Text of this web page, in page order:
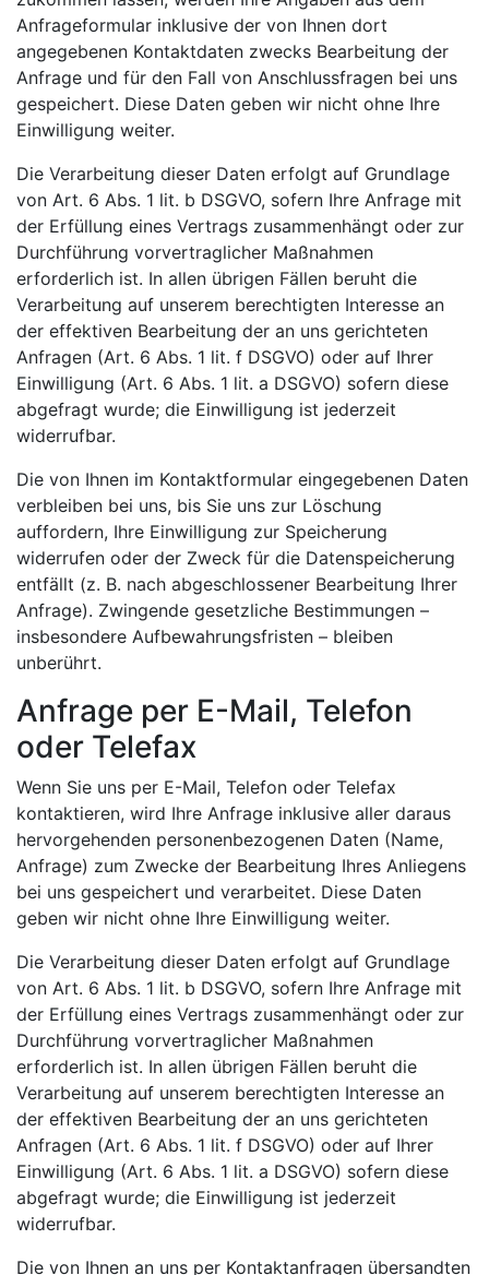
Anfrageformular inklusive der von Ihnen dort
angegebenen Kontaktdaten zwecks Bearbeitung der
Anfrage und für den Fall von Anschlussfragen bei uns
gespeichert. Diese Daten geben wir nicht ohne Ihre
Einwilligung weiter.
Die Verarbeitung dieser Daten erfolgt auf Grundlage
von Art. 6 Abs. 1 lit. b DSGVO, sofern Ihre Anfrage mit
der Erfüllung eines Vertrags zusammenhängt oder zur
Durchführung vorvertraglicher Maßnahmen
erforderlich ist. In allen übrigen Fällen beruht die
Verarbeitung auf unserem berechtigten Interesse an
der effektiven Bearbeitung der an uns gerichteten
Anfragen (Art. 6 Abs. 1 lit. f DSGVO) oder auf Ihrer
Einwilligung (Art. 6 Abs. 1 lit. a DSGVO) sofern diese
abgefragt wurde; die Einwilligung ist jederzeit
widerrufbar.
Die von Ihnen im Kontaktformular eingegebenen Daten
verbleiben bei uns, bis Sie uns zur Löschung
auffordern, Ihre Einwilligung zur Speicherung
widerrufen oder der Zweck für die Datenspeicherung
entfällt (z. B. nach abgeschlossener Bearbeitung Ihrer
Anfrage). Zwingende gesetzliche Bestimmungen –
insbesondere Aufbewahrungsfristen – bleiben
unberührt.
Anfrage per E-Mail, Telefon
oder Telefax
Wenn Sie uns per E-Mail, Telefon oder Telefax
kontaktieren, wird Ihre Anfrage inklusive aller daraus
hervorgehenden personenbezogenen Daten (Name,
Anfrage) zum Zwecke der Bearbeitung Ihres Anliegens
bei uns gespeichert und verarbeitet. Diese Daten
geben wir nicht ohne Ihre Einwilligung weiter.
Die Verarbeitung dieser Daten erfolgt auf Grundlage
von Art. 6 Abs. 1 lit. b DSGVO, sofern Ihre Anfrage mit
der Erfüllung eines Vertrags zusammenhängt oder zur
Durchführung vorvertraglicher Maßnahmen
erforderlich ist. In allen übrigen Fällen beruht die
Verarbeitung auf unserem berechtigten Interesse an
der effektiven Bearbeitung der an uns gerichteten
Anfragen (Art. 6 Abs. 1 lit. f DSGVO) oder auf Ihrer
Einwilligung (Art. 6 Abs. 1 lit. a DSGVO) sofern diese
abgefragt wurde; die Einwilligung ist jederzeit
widerrufbar.
Die von Ihnen an uns per Kontaktanfragen übersandten